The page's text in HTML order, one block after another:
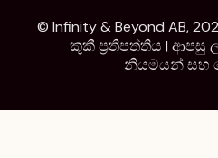
© Infinity & Beyond AB,
කූකී ප්‍රතිපත්තිය | ආපසු
නියමයන් සහ